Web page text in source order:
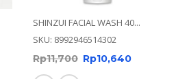
SHINZUI FACIAL WASH 40...
SKU: 8992946514302
Rp11,700 Rp10,640